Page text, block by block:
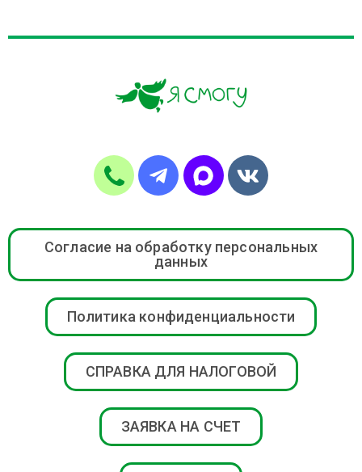
Согласие на обработку персональных
данных
Политика конфиденциальности
СПРАВКА ДЛЯ НАЛОГОВОЙ
ЗАЯВКА НА СЧЕТ